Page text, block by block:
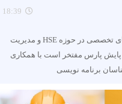
18:39
طراحی نرم افزارهای تخصصی در حوزه HSE و مدیریت
پارس مفتخر است با همکاری
برنامه نویسی